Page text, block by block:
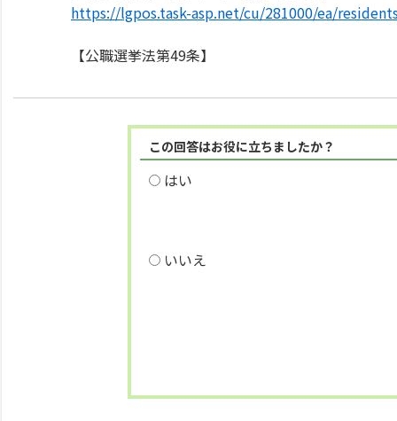
https://lgpos.task-asp.net/cu/281000/ea/
【公職選挙法第49条】
この回答はお役に立ちましたか？
はい
いいえ